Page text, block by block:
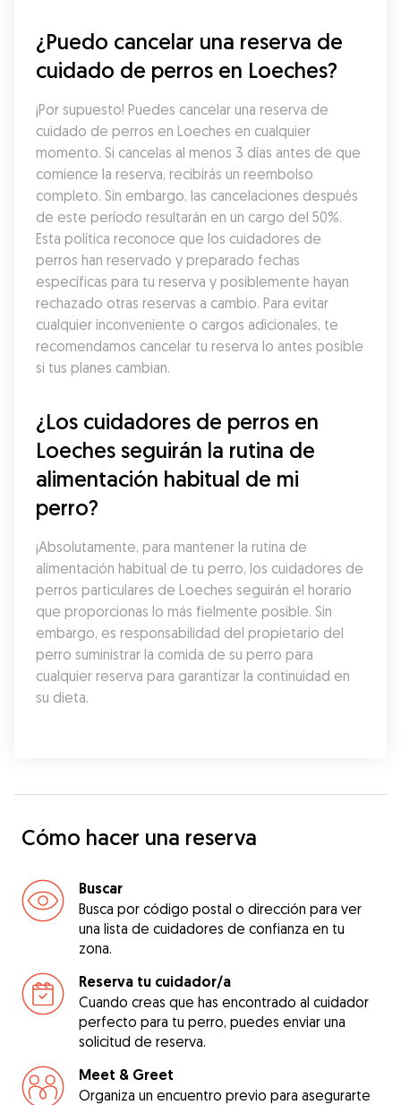
¿Puedo cancelar una reserva de
cuidado de perros en Loeches?
¡Por supuesto! Puedes cancelar una reserva de
cuidado de perros en Loeches en cualquier
momento. Si cancelas al menos 3 días antes de que
comience la reserva, recibirás un reembolso
completo. Sin embargo, las cancelaciones después
de este período resultarán en un cargo del 50%.
Esta política reconoce que los cuidadores de
perros han reservado y preparado fechas
específicas para tu reserva y posiblemente hayan
rechazado otras reservas a cambio. Para evitar
cualquier inconveniente o cargos adicionales, te
recomendamos cancelar tu reserva lo antes posible
si tus planes cambian.
¿Los cuidadores de perros en
Loeches seguirán la rutina de
alimentación habitual de mi
perro?
¡Absolutamente, para mantener la rutina de
alimentación habitual de tu perro, los cuidadores de
perros particulares de Loeches seguirán el horario
que proporcionas lo más fielmente posible. Sin
embargo, es responsabilidad del propietario del
perro suministrar la comida de su perro para
cualquier reserva para garantizar la continuidad en
su dieta.
Cómo hacer una reserva
Buscar
Busca por código postal o dirección para ver
una lista de cuidadores de confianza en tu
zona.
Reserva tu cuidador/a
Cuando creas que has encontrado al cuidador
perfecto para tu perro, puedes enviar una
solicitud de reserva.
Meet & Greet
Organiza un encuentro previo para asegurarte